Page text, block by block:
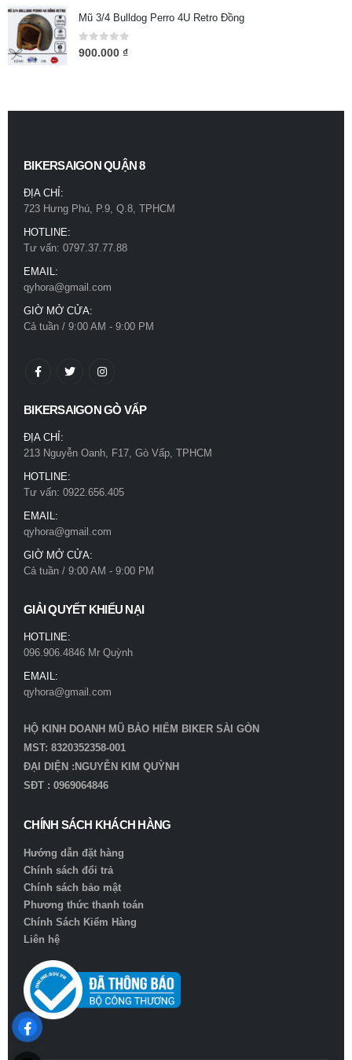
Mũ 3/4 Bulldog Perro 4U Retro Đồng
0out of 5
900.000 ₫
BIKERSAIGON QUẬN 8
ĐỊA CHỈ:
723 Hưng Phú, P.9, Q.8, TPHCM
HOTLINE:
Tư vấn: 0797.37.77.88
EMAIL:
qyhora@gmail.com
GIỜ MỞ CỬA:
Cả tuần / 9:00 AM - 9:00 PM
BIKERSAIGON GÒ VẤP
ĐỊA CHỈ:
213 Nguyễn Oanh, F17, Gò Vấp, TPHCM
HOTLINE:
Tư vấn: 0922.656.405
EMAIL:
qyhora@gmail.com
GIỜ MỞ CỬA:
Cả tuần / 9:00 AM - 9:00 PM
GIẢI QUYẾT KHIẾU NẠI
HOTLINE:
096.906.4846 Mr Quỳnh
EMAIL:
qyhora@gmail.com
HỘ KINH DOANH MŨ BẢO HIỂM BIKER SÀI GÒN
MST: 8320352358-001
ĐẠI DIỆN :NGUYỄN KIM QUỲNH
SĐT : 0969064846
CHÍNH SÁCH KHÁCH HÀNG
Hướng dẫn đặt hàng
Chính sách đổi trả
Chính sách bảo mật
Phương thức thanh toán
Chính Sách Kiểm Hàng
Liên hệ